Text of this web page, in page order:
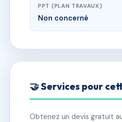
PPT (PLAN TRAVAUX)
Non concerné
🤝 Services pour
Obtenez un devis gratuit